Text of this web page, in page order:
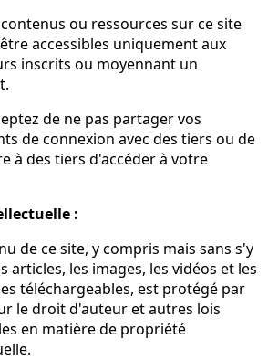
ou ressources sur ce site
accessibles uniquement aux
inscrits ou moyennant un
de ne pas partager vos
de connexion avec des tiers ou de
à des tiers d'accéder à votre
:
de ce site, y compris mais sans s'y
articles, les images, les vidéos et les
téléchargeables, est protégé par
le droit d'auteur et autres lois
en matière de propriété